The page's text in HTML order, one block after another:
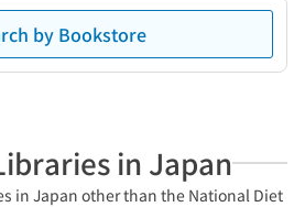
by Bookstore
in Japan
in Japan other than the National Diet